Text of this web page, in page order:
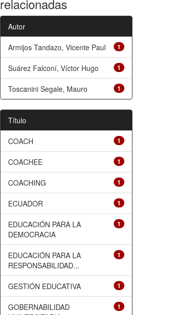
relacionadas
Autor
1
Armijos Tandazo, Vicente Paul
1
Suárez Falconí, Víctor Hugo
1
Toscanini Segale, Mauro
Título
1
COACH
1
COACHEE
1
COACHING
1
ECUADOR
1
EDUCACIÓN PARA LA
DEMOCRACIA
1
EDUCACIÓN PARA LA
RESPONSABILIDAD...
1
GESTIÓN EDUCATIVA
1
GOBERNABILIDAD